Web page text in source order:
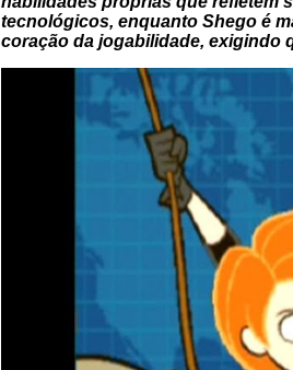
tecnológicos, enquanto Shego é
coração da jogabilidade, exigindo